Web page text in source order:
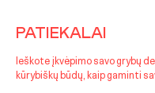
PATIEKALAI
Ieškote įkvėpimo savo grybų
kūrybiškų būdų, kaip gaminti